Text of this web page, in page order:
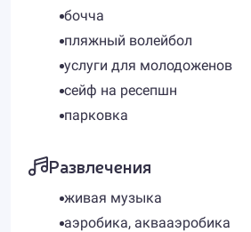
бочча
пляжный волейбол
услуги для молодоженов
сейф на ресепшн
парковка
Развлечения
живая музыка
аэробика, аквааэробика